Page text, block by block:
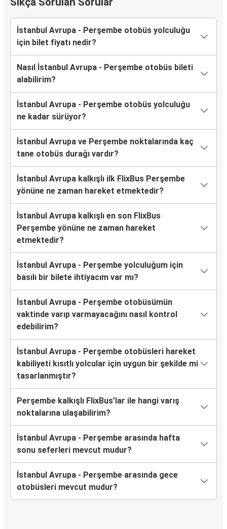
İstanbul Avrupa - Perşembe otobüs yolculuğu
için bilet fiyatı nedir?
Nasıl İstanbul Avrupa - Perşembe otobüs bileti
alabilirim?
İstanbul Avrupa - Perşembe otobüs yolculuğu
ne kadar sürüyor?
İstanbul Avrupa ve Perşembe noktalarında kaç
tane otobüs durağı vardır?
İstanbul Avrupa kalkışlı ilk FlixBus Perşembe
yönüne ne zaman hareket etmektedir?
İstanbul Avrupa kalkışlı en son FlixBus
Perşembe yönüne ne zaman hareket
etmektedir?
İstanbul Avrupa - Perşembe yolculuğum için
basılı bir bilete ihtiyacım var mı?
İstanbul Avrupa - Perşembe otobüsümün
vaktinde varıp varmayacağını nasıl kontrol
edebilirim?
İstanbul Avrupa - Perşembe otobüsleri hareket
kabiliyeti kısıtlı yolcular için uygun bir şekilde mi
tasarlanmıştır?
Perşembe kalkışlı FlixBus’lar ile hangi varış
noktalarına ulaşabilirim?
İstanbul Avrupa - Perşembe arasında hafta
sonu seferleri mevcut mudur?
İstanbul Avrupa - Perşembe arasında gece
otobüsleri mevcut mudur?